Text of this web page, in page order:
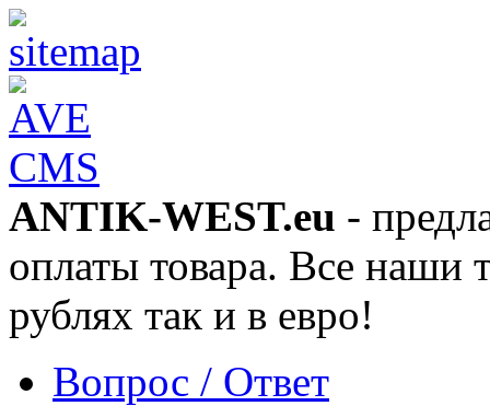
ANTIK-WEST.eu -
оплаты товара. Все наши
рублях так и в евро!
Вопрос / Ответ